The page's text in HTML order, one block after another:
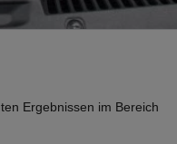
Ergebnissen im Bereich